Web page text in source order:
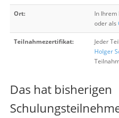
Ort:
In Ihrem
oder als
Teilnahmezertifikat: Jeder
Holger
Das hat bisherigen